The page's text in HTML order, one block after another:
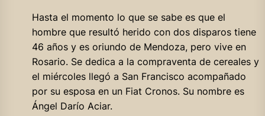
Hasta el momento lo que se sabe es que el
hombre que resultó herido con dos disparos tiene
46 años y es oriundo de Mendoza, pero vive en
Rosario. Se dedica a la compraventa de cereales y
el miércoles llegó a San Francisco acompañado
por su esposa en un Fiat Cronos. Su nombre es
Ángel Darío Aciar.